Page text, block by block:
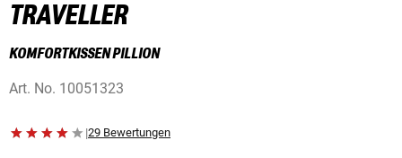
TRAVELLER
KOMFORTKISSEN PILLION
Art. No. 10051323
|29 Bewertungen